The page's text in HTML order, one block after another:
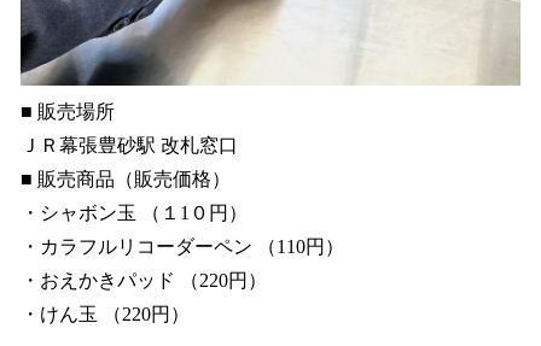
■ 販売場所
ＪＲ幕張豊砂駅 改札窓口
■ 販売商品（販売価格）
・シャボン玉 （１1０円）
・カラフルリコーダーペン （110円）
・おえかきパッド （220円）
・けん玉 （220円）